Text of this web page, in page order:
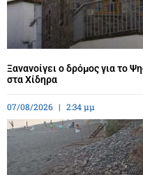
Ξανανοίγει ο δρόμος για το
στα Χίδηρα
07/08/2026 2:34 μμ